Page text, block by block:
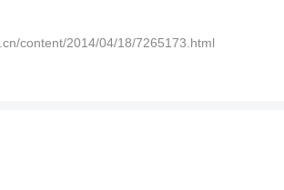
content/2014/04/18/7265173.html